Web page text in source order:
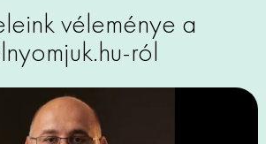
véleménye a
ról